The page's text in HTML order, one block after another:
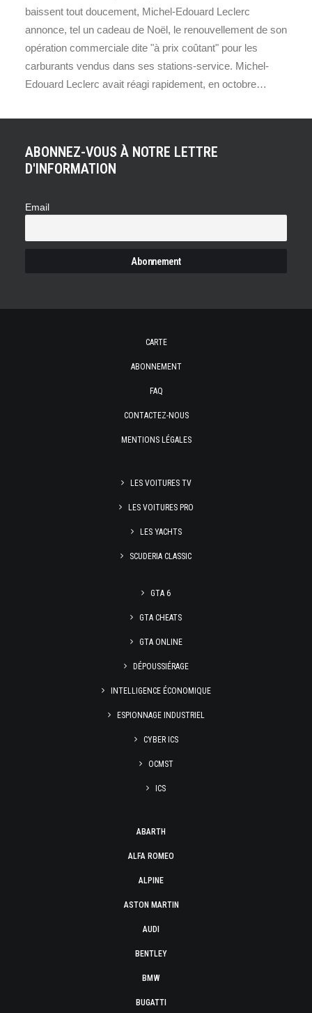
baissent tout doucement, Michel-Edouard Leclerc
annonce, tel un cadeau de Noël, le renouvellement de son
opération commerciale dite "à prix coûtant" pour les
carburants vendus dans ses stations-service. Michel-
Edouard Leclerc avait réagi rapidement, en octobre…
ABONNEZ-VOUS À NOTRE LETTRE
D'INFORMATION
Email
CARTE
ABONNEMENT
FAQ
CONTACTEZ-NOUS
MENTIONS LÉGALES
LES VOITURES TV
LES VOITURES PRO
LES YACHTS
SCUDERIA CLASSIC
GTA 6
GTA CHEATS
GTA ONLINE
DÉPOUSSIÉRAGE
INTELLIGENCE ÉCONOMIQUE
ESPIONNAGE INDUSTRIEL
CYBER ICS
OCMST
ICS
ABARTH
ALFA ROMEO
ALPINE
ASTON MARTIN
AUDI
BENTLEY
BMW
BUGATTI